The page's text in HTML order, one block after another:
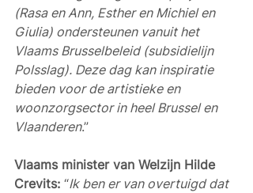
(Rasa en Ann, Esther en Michiel en
Giulia) ondersteunen vanuit het
Vlaams Brusselbeleid (subsidielijn
Polsslag). Deze dag kan inspiratie
bieden voor de artistieke en
woonzorgsector in heel Brussel en
Vlaanderen.”
Vlaams minister van Welzijn Hilde
Crevits: “Ik ben er van overtuigd dat